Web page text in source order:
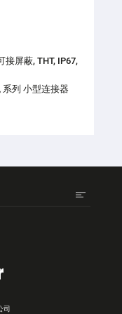
接屏蔽, THT, IP67,
系列 小型连接器
司